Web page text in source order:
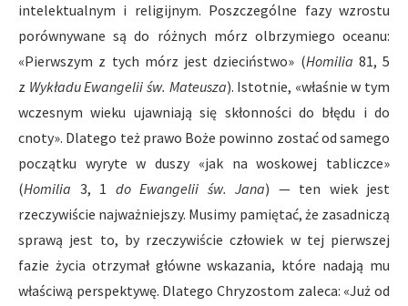
intelektualnym i religijnym. Poszczególne fazy wzrostu
porównywane są do różnych mórz olbrzymiego oceanu:
«Pierwszym z tych mórz jest dzieciństwo» (Homilia 81, 5
z Wykładu Ewangelii św. Mateusza). Istotnie, «właśnie w tym
wczesnym wieku ujawniają się skłonności do błędu i do
cnoty». Dlatego też prawo Boże powinno zostać od samego
początku wyryte w duszy «jak na woskowej tabliczce»
(Homilia 3, 1 do Ewangelii św. Jana) — ten wiek jest
rzeczywiście najważniejszy. Musimy pamiętać, że zasadniczą
sprawą jest to, by rzeczywiście człowiek w tej pierwszej
fazie życia otrzymał główne wskazania, które nadają mu
właściwą perspektywę. Dlatego Chryzostom zaleca: «Już od